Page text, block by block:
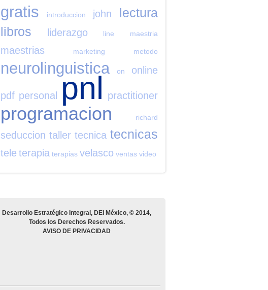
gratis introduccion john
lectura
libros
liderazgo line maestria
maestrias marketing metodo
neurolinguistica on online
pdf personal pnl practitioner
programacion richard
seduccion taller tecnica tecnicas
tele terapia terapias velasco ventas video
Desarrollo Estratégico Integral, DEI México, © 2014,
Todos los Derechos Reservados.
AVISO DE PRIVACIDAD